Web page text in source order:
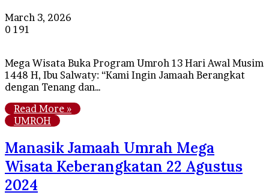
March 3, 2026
0 191
Mega Wisata Buka Program Umroh 13 Hari Awal Musim
1448 H, Ibu Salwaty: “Kami Ingin Jamaah Berangkat
dengan Tenang dan…
Read More »
UMROH
Manasik Jamaah Umrah Mega
Wisata Keberangkatan 22 Agustus
2024